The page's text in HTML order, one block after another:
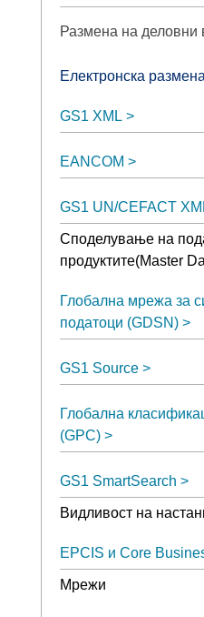
Размена на деловни
Електронска
GS1 XML
EANCOM
GS1 UN/CEFACT
Споделување на
продуктите(Master
Глобална мрежа за
податоци (GDSN)
GS1 Source
Глобална
(GPC)
GS1 SmartSearch
Видливост на
EPCIS и Core
Мрежи